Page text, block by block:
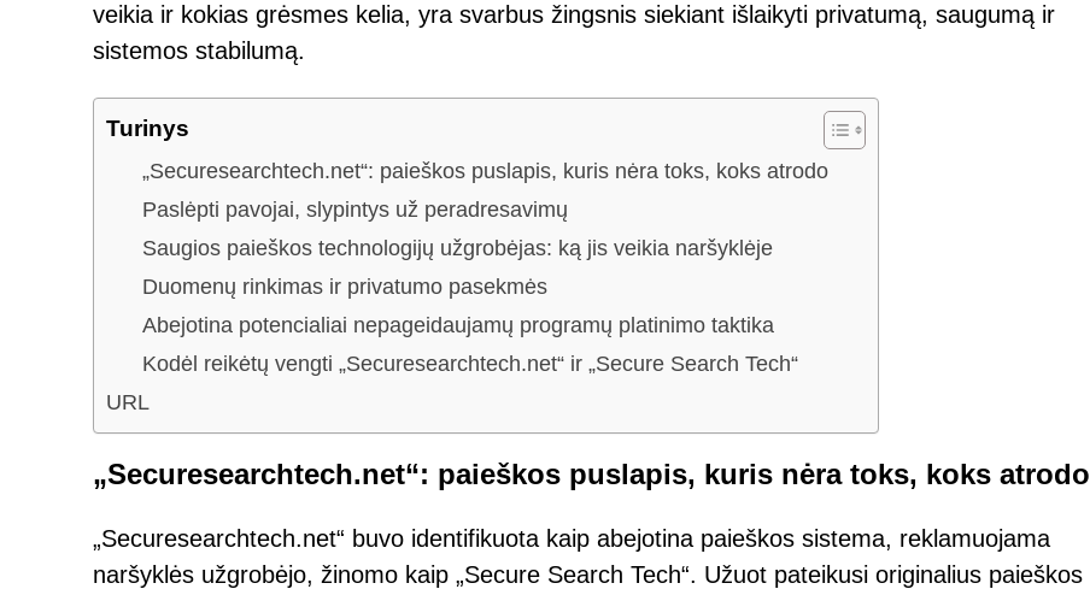
veikia ir kokias grėsmes kelia, yra svarbus žingsnis siekiant išlaikyti privatumą, saugumą ir
sistemos stabilumą.
Turinys
„Securesearchtech.net“: paieškos puslapis, kuris nėra toks, koks atrodo
Paslėpti pavojai, slypintys už peradresavimų
Saugios paieškos technologijų užgrobėjas: ką jis veikia naršyklėje
Duomenų rinkimas ir privatumo pasekmės
Abejotina potencialiai nepageidaujamų programų platinimo taktika
Kodėl reikėtų vengti „Securesearchtech.net“ ir „Secure Search Tech“
URL
„Securesearchtech.net“: paieškos puslapis, kuris nėra toks, koks atrodo
„Securesearchtech.net“ buvo identifikuota kaip abejotina paieškos sistema, reklamuojama
naršyklės užgrobėjo, žinomo kaip „Secure Search Tech“. Užuot pateikusi originalius paieškos